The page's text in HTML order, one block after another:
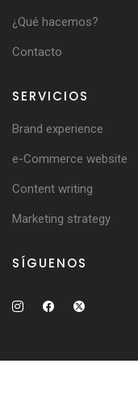
¿Qué hacemos?
Contacto
SERVICIOS
Brand experience
e-Commerce website
Content writing
Marketing strategy
SÍGUENOS